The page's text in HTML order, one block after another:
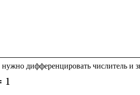
дифференцировать числитель и